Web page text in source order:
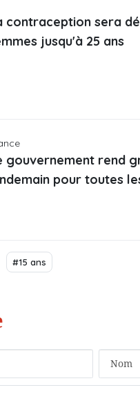
contraception sera
jusqu'à 25 ans
gouvernement rend
pour toutes
#15 ans